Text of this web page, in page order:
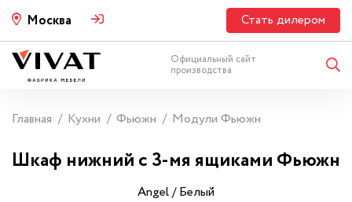
Москва Стать дилером
Официальный сайт
производства
Главная Кухни Фьюжн Модули Фьюжн
Шкаф нижний с 3-мя ящиками Фьюжн
Angel / Белый